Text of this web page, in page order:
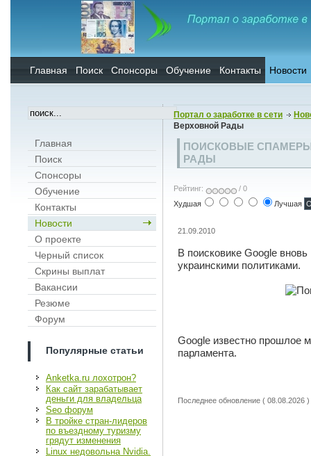
Главная Поиск Спонсоры Обучение Контакты Новости
Главная
Поиск
Спонсоры
Обучение
Контакты
Новости
О проекте
Черный список
Скрины выплат
Вакансии
Резюме
Форум
Популярные статьи
Anketka.ru лохотрон?
Как сайт зарабатывает
деньги для владельца
Seo форум
В тройке стран-лидеров
по въездному туризму
грядут изменения
Linux недовольна Nvidia.
Портал о заработке в сети
Верховной Рады
ПОИСКОВЫЕ
РАДЫ
Рейтинг:
/ 0
Худшая
Лучшая
21.09.2010
В поисковике Google
украинскими политиками.
Google известно прошлое
парламента.
Последнее обновление ( 08.08.2026 )